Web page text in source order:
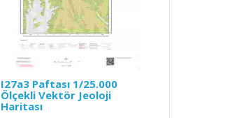
I27a3 Paftası 1/25.000
Ölçekli Vektör Jeoloji
Haritası